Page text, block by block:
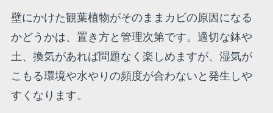
壁にかけた観葉植物がそのままカビの原因になる
かどうかは、置き方と管理次第です。適切な鉢や
土、換気があれば問題なく楽しめますが、湿気が
こもる環境や水やりの頻度が合わないと発生しや
すくなります。